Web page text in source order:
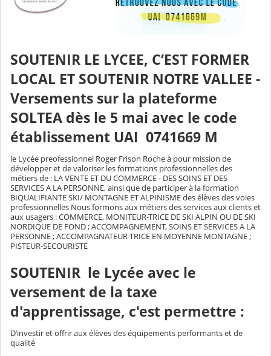
SOUTENIR LE LYCEE, C’EST FORMER
LOCAL ET SOUTENIR NOTRE VALLEE -
Versements sur la plateforme
SOLTEA dès le 5 mai avec le code
établissement UAI 0741669 M
le Lycée preofessionnel Roger Frison Roche à pour mission de
développer et de valoriser les formations professionnelles des
métiers de : LA VENTE ET DU COMMERCE - DES SOINS ET DES
SERVICES A LA PERSONNE, ainsi que de participer à la formation
BIQUALIFIANTE SKI/ MONTAGNE ET ALPINISME des élèves des voies
professionnelles Nous formons aux métiers des services aux clients et
aux usagers : COMMERCE, MONITEUR-TRICE DE SKI ALPIN OU DE SKI
NORDIQUE DE FOND ; ACCOMPAGNEMENT, SOINS ET SERVICES A LA
PERSONNE ; ACCOMPAGNATEUR-TRICE EN MOYENNE MONTAGNE ;
PISTEUR-SECOURISTE
SOUTENIR le Lycée avec le
versement de la taxe
d'apprentissage, c'est permettre :
D’investir et offrir aux élèves des équipements performants et de
qualité